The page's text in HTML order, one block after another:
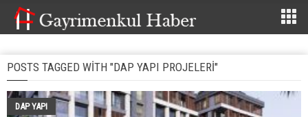
POSTS TAGGED WITH "DAP YAPI PROJELERI"
DAP YAPI